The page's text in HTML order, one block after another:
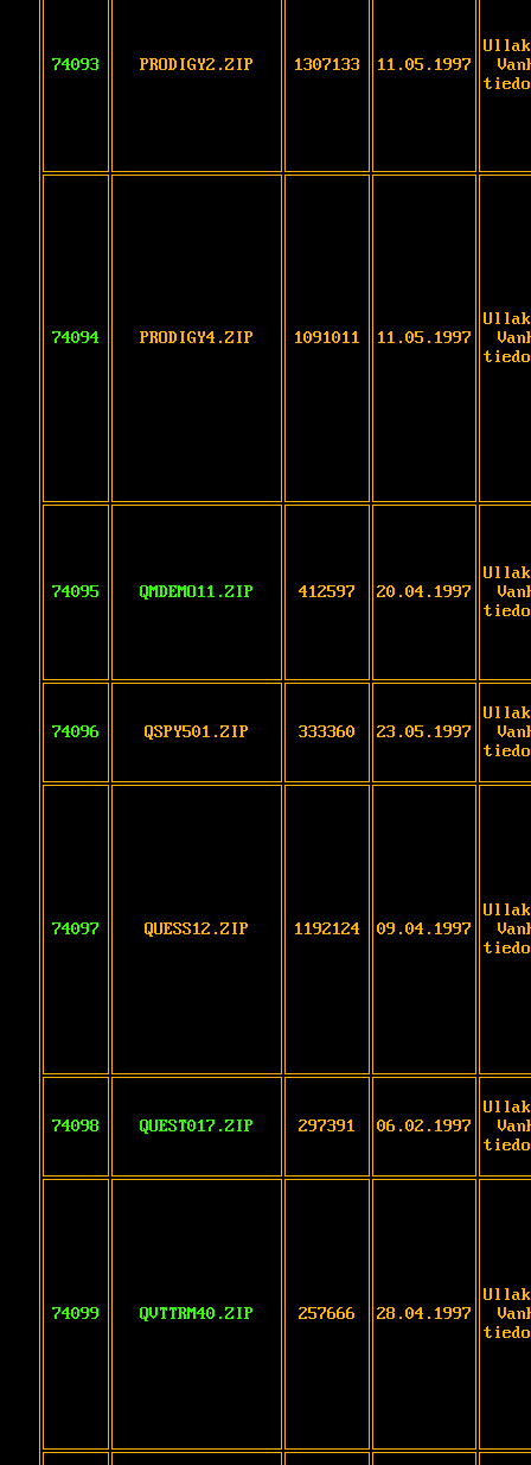
74093 PRODIGY2.ZIP 1307133 11.05.1997
74094 PRODIGY4.ZIP 1091011 11.05.1997
74095 QMDEMO11.ZIP 412597 20.04.1997
74096 QSPY501.ZIP 333360 23.05.1997
74097 QUESS12.ZIP 1192124 09.04.1997
74098 QUEST017.ZIP 297391 06.02.1997
74099 QVTTRM40.ZIP 257666 28.04.1997